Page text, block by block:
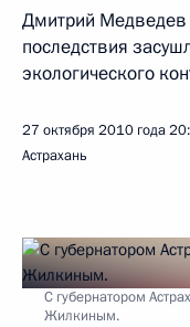
Дмитрий Медведев
последствия
экологического
27 октября 2010 года
Астрахань
С губернатором
Жилкиным.